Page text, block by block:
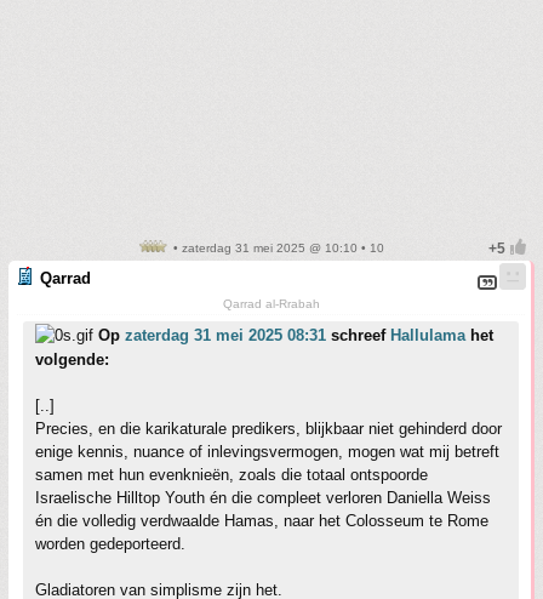
• zaterdag 31 mei 2025 @ 10:10 • 10
Qarrad
Qarrad al-Rrabah
Op zaterdag 31 mei 2025 08:31 schreef Hallulama het
volgende:
[..]
Precies, en die karikaturale predikers, blijkbaar niet gehinderd door
enige kennis, nuance of inlevingsvermogen, mogen wat mij betreft
samen met hun evenknieën, zoals die totaal ontspoorde
Israelische Hilltop Youth én die compleet verloren Daniella Weiss
én die volledig verdwaalde Hamas, naar het Colosseum te Rome
worden gedeporteerd.
Gladiatoren van simplisme zijn het.